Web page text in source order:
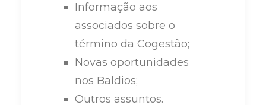
Informação aos
associados sobre o
término da Cogestão;
Novas oportunidades
nos Baldios;
Outros assuntos.